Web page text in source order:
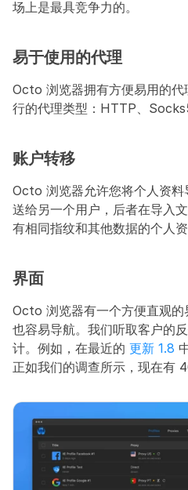
场上是最具竞争力的。
易于使用的代理
Octo 浏览器拥有方便易用的
行的代理类型：HTTP、
账户转移
Octo 浏览器允许您将个人资
送给另一个用户，后者在导入
有相同指纹和其他数据的个人资
界面
Octo 浏览器有一个方便直观
也容易导航。我们听取客户的
计。例如，在最近的 更新 1.8
正如我们的调查所示，现在有